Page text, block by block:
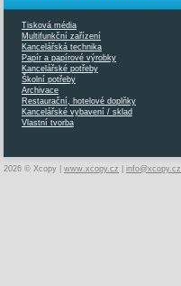
Tisková média
Multifunkční zařízení
Kancelářská technika
Papír a papírové výrobky
Kancelářské potřeby
Školní potřeby
Archivace
Restaurační, hotelové doplňky
Kancelářské vybavení / sklad
Vlastní tvorba
2026 © Xcopy | www.xcopy.cz info@xcopy.cz